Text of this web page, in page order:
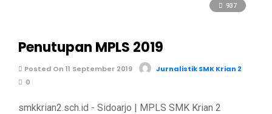
937
Penutupan MPLS 2019
Posted On 11 September 2019
Jurnalistik SMK Krian 2
0
smkkrian2.sch.id - Sidoarjo | MPLS SMK Krian 2